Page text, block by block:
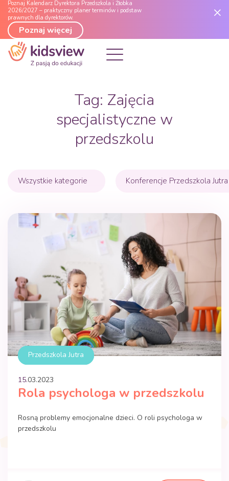
Poznaj Kalendarz Dyrektora Przedszkola i Żłobka
2026/2027 – praktyczny planer terminów i podstaw
prawnych dla dyrektorów.
Poznaj więcej
Tag: Zajęcia
specjalistyczne w
przedszkolu
Wszystkie kategorie Konferencje Przedszkola Jutra
Przedszkola Jutra
15.03.2023
Rola psychologa w przedszkolu
Rosną problemy emocjonalne dzieci. O roli psychologa w
przedszkolu